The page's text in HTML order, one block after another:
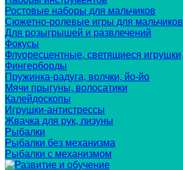
Ростовые наборы для мальчиков
Сюжетно-ролевые игры для мальчиков
Для розыгрышей и развлечений
Фокусы
Флуоресцентные, светящиеся игрушки
Фингерборды
Пружинка-радуга, волчки, йо-йо
Мячи прыгуны, волосатики
Калейдоскопы
Игрушки-антистрессы
Жвачка для рук, лизуны
Рыбалки
Рыбалки без механизма
Рыбалки с механизмом